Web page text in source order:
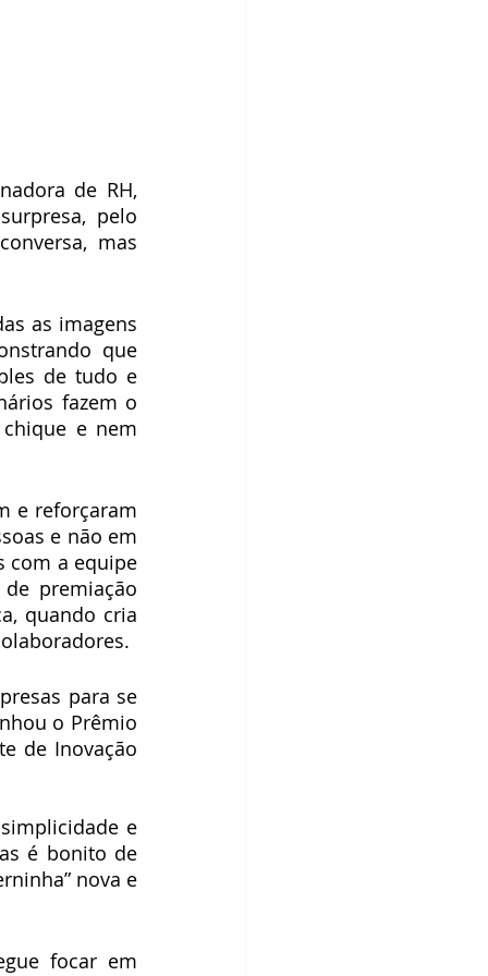
de RH,
pelo
mas
as imagens
que
de tudo e
fazem o
e nem
e reforçaram
e não em
com a equipe
premiação
quando cria
para se
o Prêmio
de Inovação
e
é bonito de
nova e
focar em